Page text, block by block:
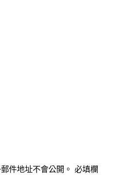
件地址不會公開。 必填欄